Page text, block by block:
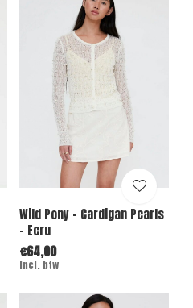
Wild Pony - Cardigan Pearls
- Ecru
€64,00
Incl. btw